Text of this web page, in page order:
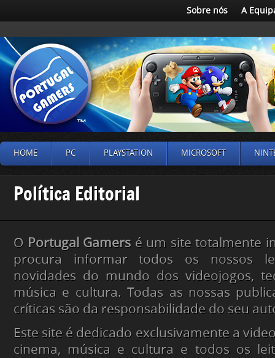
Sobre nós A
HOME PC PLAYSTATION MICROSOFT
Política Editorial
O Portugal Gamersé um site totalmente
procura informar todos os nossos
novidades do mundo dos videojogos,
música e cultura. Todas as nossas
críticas são da responsabilidade do seu
Este site é dedicado exclusivamente a
cinema, música e cultura e todos os